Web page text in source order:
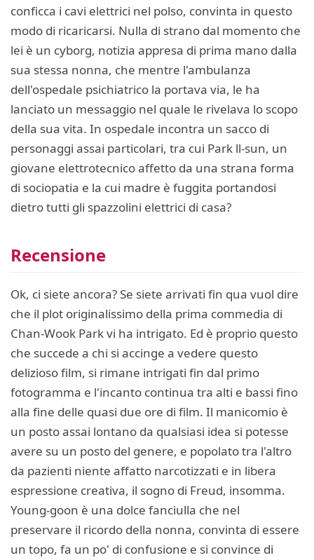
conficca i cavi elettrici nel polso, convinta in questo
modo di ricaricarsi. Nulla di strano dal momento che
lei è un cyborg, notizia appresa di prima mano dalla
sua stessa nonna, che mentre l'ambulanza
dell'ospedale psichiatrico la portava via, le ha
lanciato un messaggio nel quale le rivelava lo scopo
della sua vita. In ospedale incontra un sacco di
personaggi assai particolari, tra cui Park ll-sun, un
giovane elettrotecnico affetto da una strana forma
di sociopatia e la cui madre è fuggita portandosi
dietro tutti gli spazzolini elettrici di casa?
Recensione
Ok, ci siete ancora? Se siete arrivati fin qua vuol dire
che il plot originalissimo della prima commedia di
Chan-Wook Park vi ha intrigato. Ed è proprio questo
che succede a chi si accinge a vedere questo
delizioso film, si rimane intrigati fin dal primo
fotogramma e l'incanto continua tra alti e bassi fino
alla fine delle quasi due ore di film. Il manicomio è
un posto assai lontano da qualsiasi idea si potesse
avere su un posto del genere, e popolato tra l'altro
da pazienti niente affatto narcotizzati e in libera
espressione creativa, il sogno di Freud, insomma.
Young-goon è una dolce fanciulla che nel
preservare il ricordo della nonna, convinta di essere
un topo, fa un po' di confusione e si convince di